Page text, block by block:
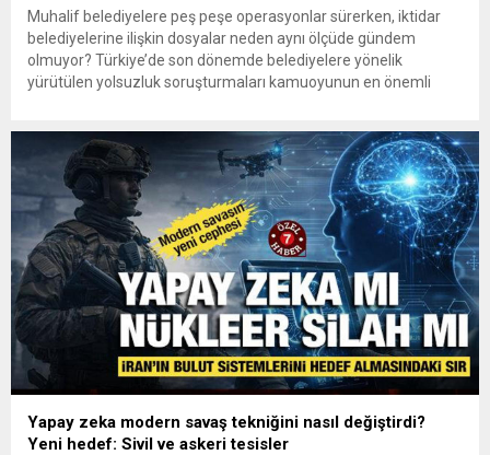
Muhalif belediyelere peş peşe operasyonlar sürerken, iktidar
belediyelerine ilişkin dosyalar neden aynı ölçüde gündem
olmuyor? Türkiye’de son dönemde belediyelere yönelik
yürütülen yolsuzluk soruşturmaları kamuoyunun en önemli
operasyonlar geniş medya ilgisi görürken, iktidar partisine bağlı
bazı belediyelerde geçmişte kamuoyuna...
Yapay zeka modern savaş tekniğini nasıl değiştirdi?
Yeni hedef: Sivil ve askeri tesisler